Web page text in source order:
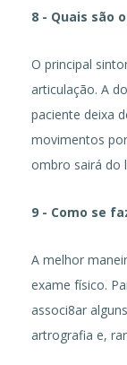
8 - Quais são
O principal
articulação. A
paciente deixa
movimentos
ombro sairá do
9 - Como se
A melhor
exame físico.
associ8ar
artrografia e,